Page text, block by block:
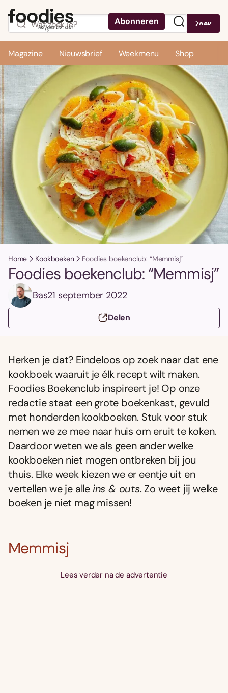
Abonneren Zoek
Magazine Nieuwsbrief Weekmenu Shop
Home Kookboeken Foodies boekenclub: “Memmisj”
Foodies boekenclub: “Memmisj”
Bas21 september 2022
Delen
Herken je dat? Eindeloos op zoek naar dat ene
kookboek waaruit je élk recept wilt maken.
Foodies Boekenclub inspireert je! Op onze
redactie staat een grote boekenkast, gevuld
met honderden kookboeken. Stuk voor stuk
nemen we ze mee naar huis om eruit te koken.
Daardoor weten we als geen ander welke
kookboeken niet mogen ontbreken bij jou
thuis. Elke week kiezen we er eentje uit en
vertellen we je alleins & outs. Zo weet jij welke
boeken je niet mag missen!
Memmisj
Lees verder na de advertentie